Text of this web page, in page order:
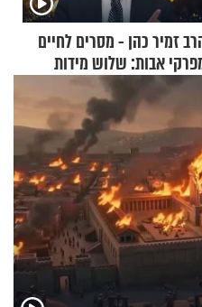
זמיר כהן - מסרים לחיים
אבות: שלוש מידות
בסיסיות